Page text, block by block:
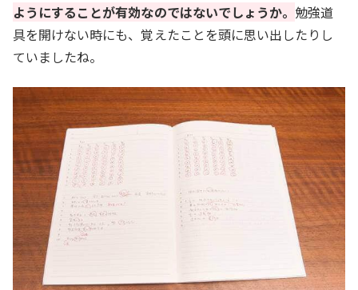
ようにすることが有効なのではないでしょうか。 勉強道
具を開けない時にも、覚えたことを頭に思い出したりし
ていましたね。